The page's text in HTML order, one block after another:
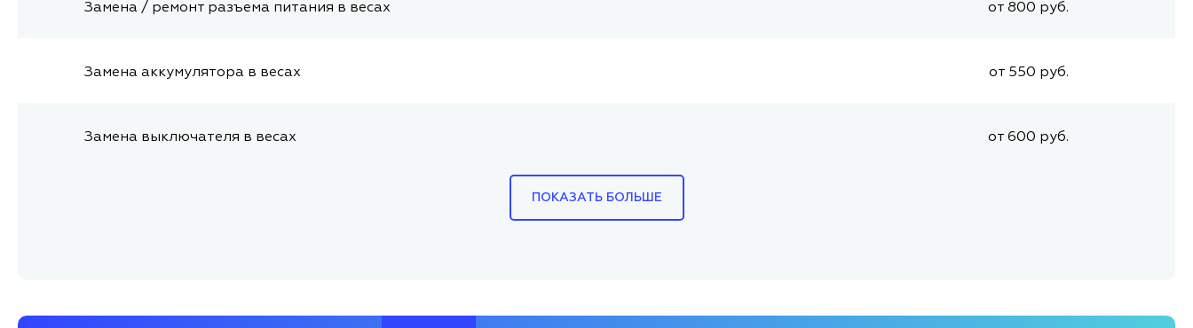
Замена / ремонт разъема питания в весах от 800 руб.
Замена аккумулятора в весах от 550 руб.
Замена выключателя в весах от 600 руб.
ПОКАЗАТЬ БОЛЬШЕ